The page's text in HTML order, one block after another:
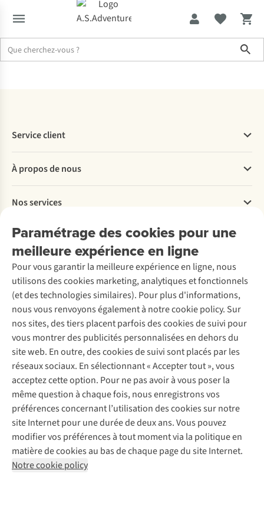
Paramétrage des cookies pour une
meilleure expérience en ligne
Pour vous garantir la meilleure expérience en ligne, nous
utilisons des cookies marketing, analytiques et fonctionnels
(et des technologies similaires). Pour plus d'informations,
nous vous renvoyons également à notre cookie policy. Sur
nos sites, des tiers placent parfois des cookies de suivi pour
vous montrer des publicités personnalisées en dehors du
site web. En outre, des cookies de suivi sont placés par les
réseaux sociaux. En sélectionnant « Accepter tout », vous
acceptez cette option. Pour ne pas avoir à vous poser la
même question à chaque fois, nous enregistrons vos
préférences concernant l’utilisation des cookies sur notre
site Internet pour une durée de deux ans. Vous pouvez
modifier vos préférences à tout moment via la politique en
matière de cookies au bas de chaque page du site Internet.
Notre cookie policy
Service client
Commander
Payer
Livraison
Rétractation d'une commande
Entretien & réparations
Garantie
Contactez-nous
À propos de nous
Explore More
À propos d’Ayacucho
Nos magasins
À propos d’A.S.Adventure
Déclaration d'accessibilité
Nos services
Location / Location sports d’hiver
Entretien de ski
Service de lavage
Entretien de chaussures
Réparation de chaussures
Réparation de vêtements
Retouches
Pour les entreprises
Découvrez
A.S.Magazine
Explore Camp
Gear Check
Expertise & conseils
Abonnez-vous à la newsletter
Suivez-nous
Mentions légales
Politique de confidentialité
Conditions générales
Cookie Policy
AS Adventure Luxemburg SA,